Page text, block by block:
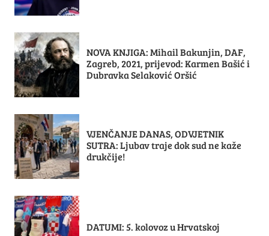
NOVA KNJIGA: Mihail Bakunjin, DAF,
Zagreb, 2021, prijevod: Karmen Bašić i
Dubravka Selaković Oršić
VJENČANJE DANAS, ODVJETNIK
SUTRA: Ljubav traje dok sud ne kaže
drukčije!
DATUMI: 5. kolovoz u Hrvatskoj